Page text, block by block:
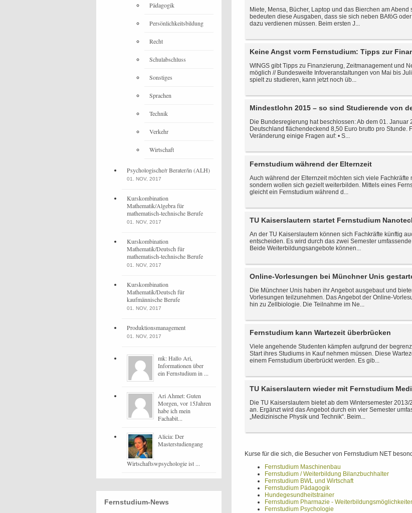
Miete, Mensa, Bücher, Laptop und das Bierchen am
bedeuten diese Ausgaben, dass sie sich neben BAföG
dazu verdienen müssen. Beim ersten J...
Keine Angst vorm Fernstudium: Tipps zur
WINGS gibt Tipps zu Finanzierung, Zeitmanagement und
möglich // Bundesweite Infoveranstaltungen von Mai bis
spielt zu studieren, kann jetzt noch üb...
Mindestlohn 2015 – so sind Studierende von
Die Bundesregierung hat beschlossen: Ab dem 01.
Deutschland flächendeckend 8,50 Euro brutto pro Stunde.
Veränderung einige Fragen auf: • S...
Fernstudium während der Elternzeit
Auch während der Elternzeit möchten sich viele
sondern wollen sich gezielt weiterbilden. Mittels eines
gleicht ein Fernstudium während d...
TU Kaiserslautern startet Fernstudium
An der TU Kaiserslautern können sich Fachkräfte künftig
entscheiden. Es wird durch das zwei Semester
Beide Weiterbildungsangebote können...
Online-Vorlesungen bei Münchner Unis
Die Münchner Unis haben ihr Angebot ausgebaut und
Vorlesungen teilzunehmen. Das Angebot der Online-
hin zu Zellbiologie. Die Teilnahme im Ne...
Fernstudium kann Wartezeit überbrücken
Viele angehende Studenten kämpfen aufgrund der
Start ihres Studiums in Kauf nehmen müssen. Diese
einem Fernstudium überbrückt werden. Es gib...
TU Kaiserslautern wieder mit Fernstudium
Die TU Kaiserslautern bietet ab dem Wintersemester
an. Ergänzt wird das Angebot durch ein vier Semester
„Medizinische Physik und Technik“. Beim...
Kurse für die sich, die Besucher von Fernstudium NET
Fernstudium Maschinenbau
Fernstudium / Weiterbildung Bilanzbuchhalter
Fernstudium BWL und Wirtschaft
Fernstudium Pädagogik
Hundegesundheitstrainer
Fernstudium Pharmazie -
Fernstudium Psychologie
Pädagogik
Persönlichkeitsbildung
Recht
Schulabschluss
Sonstiges
Sprachen
Technik
Verkehr
Wirtschaft
Psychologische/r Berater/in (ALH)
01. NOV, 2017
Kurskombination
Mathematik/Algebra für
mathematisch-technische Berufe
01. NOV, 2017
Kurskombination
Mathematik/Deutsch für
mathematisch-technische Berufe
01. NOV, 2017
Kurskombination
Mathematik/Deutsch für
kaufmännische Berufe
01. NOV, 2017
Produktionsmanagement
01. NOV, 2017
mk: Hallo Ari,
Informationen über
ein Fernstudium in ...
Ari Ahmet: Guten
Morgen, vor 15Jahren
habe ich mein
Fachabit...
Alicia: Der
Masterstudiengang
Wirtschaftswpsychologie ist ...
Fernstudium-News